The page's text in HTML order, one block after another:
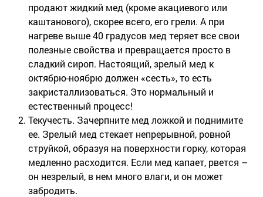
продают жидкий мед (кроме акациевого или
каштанового), скорее всего, его грели. А при
нагреве выше 40 градусов мед теряет все свои
полезные свойства и превращается просто в
сладкий сироп. Настоящий, зрелый мед к
октябрю-ноябрю должен «сесть», то есть
закристаллизоваться. Это нормальный и
естественный процесс!
Текучесть. Зачерпните мед ложкой и поднимите
ее. Зрелый мед стекает непрерывной, ровной
струйкой, образуя на поверхности горку, которая
медленно расходится. Если мед капает, рвется –
он незрелый, в нем много влаги, и он может
забродить.